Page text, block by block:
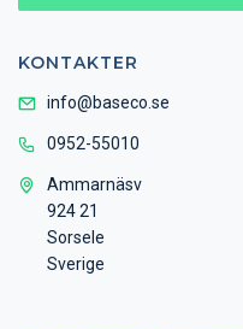
KONTAKTER
info@baseco.se
0952-55010
Ammarnäsv
924 21
Sorsele
Sverige